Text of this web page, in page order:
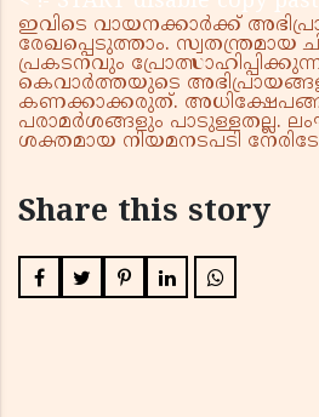
ഇവിടെ വായനക്കാർക്ക്
രേഖപ്പെടുത്താം. സ്വതന്ത്രമായ
പ്രകടനവും
കെവാർത്തയുടെ
കണക്കാക്കരുത്.
പരാമർശങ്ങളും പാടുള്ളതല്ല.
ശക്തമായ നിയമനടപടി
Share this story